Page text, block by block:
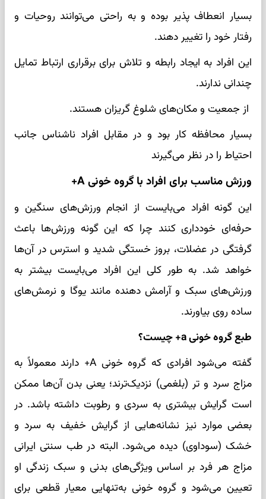
بسیار انعطاف پذیر بوده و به راحتی می‌توانند روحیات و
رفتار خود را تغییر دهند.
این افراد به ایجاد رابطه و تلاش برای برقراری ارتباط تمایل
چندانی ندارند.
از جمعیت و مکان‌های شلوغ گریزان هستند.
بسیار محافظه کار بود و در مقابل افراد ناشناس جانب
احتیاط را در نظر می‌گیرند
ورزش مناسب برای افراد با گروه خونی A+
این گونه افراد می‌بایست از انجام ورزش‌های سنگین و
حرفه‌ای خودداری کنند چرا که این گونه ورزش‌ها باعث
گرفتگی در عضلات، بروز خستگی شدید و استرس در آن‌ها
خواهد شد. به طور کلی این افراد می‌بایست بیشتر به
ورزش‌های سبک و آرامش دهنده مانند یوگا و نرمش‌های
ساده روی بیاورند.
طبع گروه خونی a+ چیست؟
گفته می‌شود افرادی که گروه خونی A+ دارند معمولاً به
مزاج سرد و تر (بلغمی) نزدیک‌ترند؛ یعنی بدن آن‌ها ممکن
است گرایش بیشتری به سردی و رطوبت داشته باشد. در
بعضی موارد نیز نشانه‌هایی از گرایش خفیف به سرد و
خشک (سوداوی) دیده می‌شود. البته در طب سنتی ایرانی
مزاج هر فرد بر اساس ویژگی‌های بدنی و سبک زندگی او
تعیین می‌شود و گروه خونی به‌تنهایی معیار قطعی برای